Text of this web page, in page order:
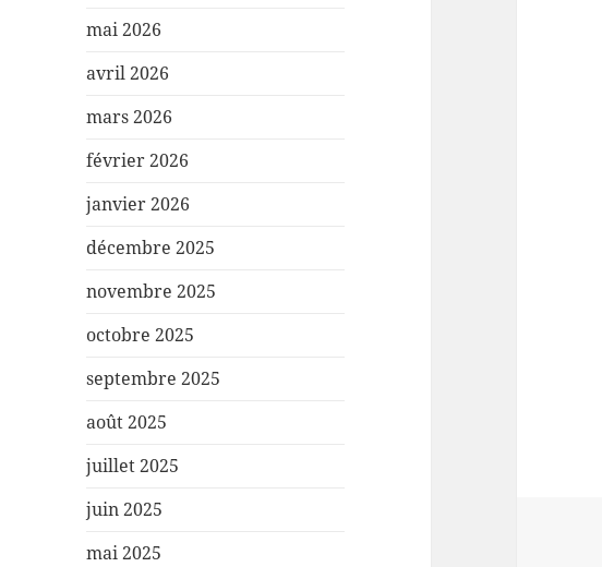
mai 2026
avril 2026
mars 2026
février 2026
janvier 2026
décembre 2025
novembre 2025
octobre 2025
septembre 2025
août 2025
juillet 2025
juin 2025
mai 2025